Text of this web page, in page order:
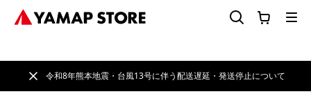
令和8年熊本地震・台風13号に伴う配送遅延・発送停止について